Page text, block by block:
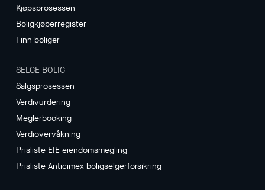
Kjøpsprosessen
Boligkjøperregister
Finn boliger
SELGE BOLIG
Salgsprosessen
Verdivurdering
Meglerbooking
Verdiovervåkning
Prisliste EIE eiendomsmegling
Prisliste Anticimex boligselgerforsikring